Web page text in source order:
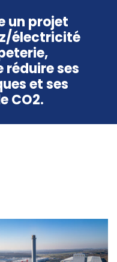
un projet
électricité
ses
et ses
CO2.